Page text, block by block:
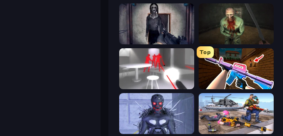
Slendrina Must Die: The Cellar Shoot Your Nightmare: The Beginning
SuperHot
Top
KS Z
FPS Commando Gun Shooting Game